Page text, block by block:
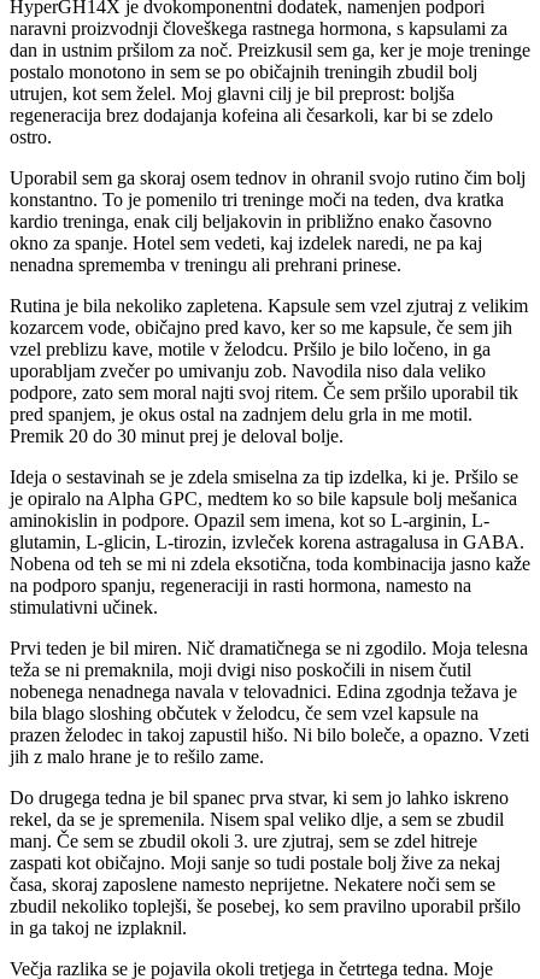
HyperGH14X je dvokomponentni dodatek, namenjen podpori
naravni proizvodnji človeškega rastnega hormona, s kapsulami za
dan in ustnim pršilom za noč. Preizkusil sem ga, ker je moje treninge
postalo monotono in sem se po običajnih treningih zbudil bolj
utrujen, kot sem želel. Moj glavni cilj je bil preprost: boljša
regeneracija brez dodajanja kofeina ali česarkoli, kar bi se zdelo
ostro.
Uporabil sem ga skoraj osem tednov in ohranil svojo rutino čim bolj
konstantno. To je pomenilo tri treninge moči na teden, dva kratka
kardio treninga, enak cilj beljakovin in približno enako časovno
okno za spanje. Hotel sem vedeti, kaj izdelek naredi, ne pa kaj
nenadna sprememba v treningu ali prehrani prinese.
Rutina je bila nekoliko zapletena. Kapsule sem vzel zjutraj z velikim
kozarcem vode, običajno pred kavo, ker so me kapsule, če sem jih
vzel preblizu kave, motile v želodcu. Pršilo je bilo ločeno, in ga
uporabljam zvečer po umivanju zob. Navodila niso dala veliko
podpore, zato sem moral najti svoj ritem. Če sem pršilo uporabil tik
pred spanjem, je okus ostal na zadnjem delu grla in me motil.
Premik 20 do 30 minut prej je deloval bolje.
Ideja o sestavinah se je zdela smiselna za tip izdelka, ki je. Pršilo se
je opiralo na Alpha GPC, medtem ko so bile kapsule bolj mešanica
aminokislin in podpore. Opazil sem imena, kot so L-arginin, L-
glutamin, L-glicin, L-tirozin, izvleček korena astragalusa in GABA.
Nobena od teh se mi ni zdela eksotična, toda kombinacija jasno kaže
na podporo spanju, regeneraciji in rasti hormona, namesto na
stimulativni učinek.
Prvi teden je bil miren. Nič dramatičnega se ni zgodilo. Moja telesna
teža se ni premaknila, moji dvigi niso poskočili in nisem čutil
nobenega nenadnega navala v telovadnici. Edina zgodnja težava je
bila blago sloshing občutek v želodcu, če sem vzel kapsule na
prazen želodec in takoj zapustil hišo. Ni bilo boleče, a opazno. Vzeti
jih z malo hrane je to rešilo zame.
Do drugega tedna je bil spanec prva stvar, ki sem jo lahko iskreno
rekel, da se je spremenila. Nisem spal veliko dlje, a sem se zbudil
manj. Če sem se zbudil okoli 3. ure zjutraj, sem se zdel hitreje
zaspati kot običajno. Moji sanje so tudi postale bolj žive za nekaj
časa, skoraj zaposlene namesto neprijetne. Nekatere noči sem se
zbudil nekoliko toplejši, še posebej, ko sem pravilno uporabil pršilo
in ga takoj ne izplaknil.
Večja razlika se je pojavila okoli tretjega in četrtega tedna. Moje